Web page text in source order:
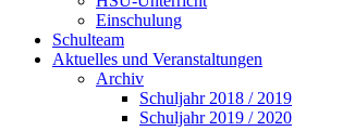
Einschulung
Schulteam
Aktuelles und Veranstaltungen
Archiv
Schuljahr 2018 / 2019
Schuljahr 2019 / 2020